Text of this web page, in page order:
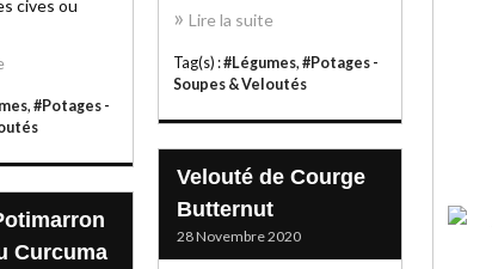
Lire la suite
Tag(s) :#Légumes, #Potages -
Soupes & Veloutés
cives ou
, #Potages -
Velouté de Courge
Butternut
28 Novembre 2020
Curcuma